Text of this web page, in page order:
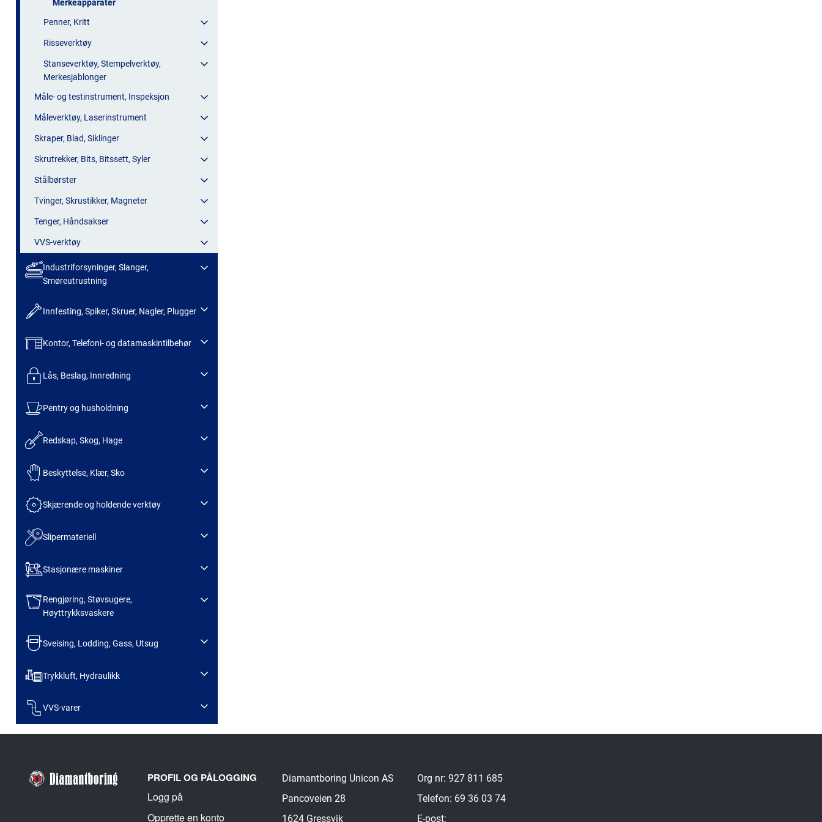
Merkeapparater
Penner, Kritt
Risseverktøy
Stanseverktøy, Stempelverktøy,
Merkesjablonger
Måle- og testinstrument, Inspeksjon
Måleverktøy, Laserinstrument
Skraper, Blad, Siklinger
Skrutrekker, Bits, Bitssett, Syler
Stålbørster
Tvinger, Skrustikker, Magneter
Tenger, Håndsakser
VVS-verktøy
Industriforsyninger, Slanger,
Smøreutrustning
Innfesting, Spiker, Skruer, Nagler, Plugger
Kontor, Telefoni- og datamaskintilbehør
Lås, Beslag, Innredning
Pentry og husholdning
Redskap, Skog, Hage
Beskyttelse, Klær, Sko
Skjærende og holdende verktøy
Slipermateriell
Stasjonære maskiner
Rengjøring, Støvsugere,
Høyttrykksvaskere
Sveising, Lodding, Gass, Utsug
Trykkluft, Hydraulikk
VVS-varer
PROFIL OG PÅLOGGING
Logg på
Opprette en konto
Diamantboring Unicon AS
Pancoveien 28
1624 Gressvik
Org nr: 927 811 685
Telefon: 69 36 03 74
E-post: